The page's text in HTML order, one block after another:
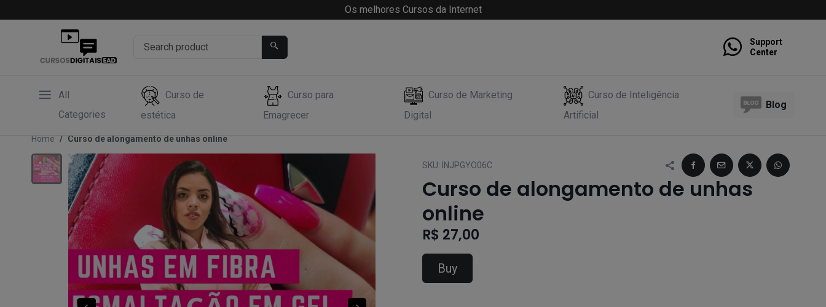
Os melhores Cursos da Internet
Support
Center
All
Categories
Curso de
estética
Curso para
Emagrecer
Curso de Marketing
Digital
Curso de Inteligência
Artificial
Blog
Home Curso de alongamento de unhas online
SKU: INJPGYO06C
Curso de alongamento de unhas
online
R$ 27,00
Buy